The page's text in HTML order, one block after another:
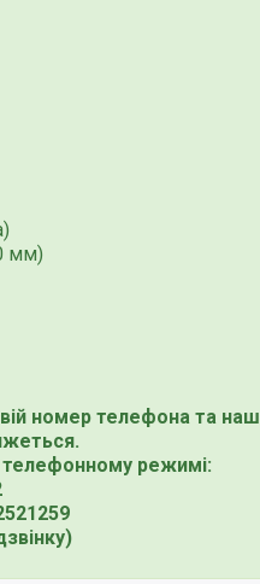
мм)
номер телефона та наш
режимі: